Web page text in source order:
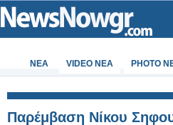
ΝΕΑ VIDEO NEA PHOTO
Παρέμβαση Νίκου